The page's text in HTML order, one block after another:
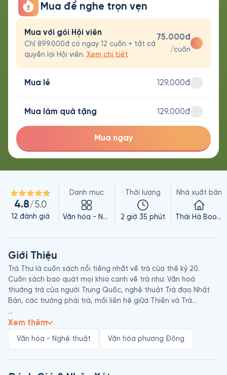
Mua để nghe trọn vẹn
Mua với gói Hội viên
Chỉ 899.000đ có ngay 12 cuốn + tất cả
quyền lợi Hội viên. Xem chi tiết
75.000đ
/cuốn
Mua lẻ 129.000đ
Mua làm quà tặng 129.000đ
Mua ngay
4.8/5.0
12 đánh giá
Danh mục
Văn hóa - Nghệ thuật
Thời lượng
2 giờ 35 phút
Nhà xuất bản
Thái Hà Books
Giới Thiệu
Trà Thư là cuốn sách nổi tiếng nhất về trà của thế kỷ 20.
Cuốn sách bao quát mọi khía cạnh về trà như: Văn hoá
thưởng trà của người Trung Quốc, nghệ thuật Trà đạo Nhật
Bản, các trường phái trà, mối liên hệ giữa Thiền và Trà...
Trà thư được Okakura Kakuzo viết bằng tiếng Anh với tâm thế
hướng tới sự kết nối với thế giới. Tác giả  tìm thấy hy vọng về
Xem thêm
Văn hóa - Nghệ thuật Văn hóa phương Đông